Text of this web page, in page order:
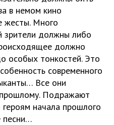
в немом кино
жесты. Много
зрители должны либо
должно
особых тонкостей. Это
современного
Все они
Подражают
начала прошлого
песни…